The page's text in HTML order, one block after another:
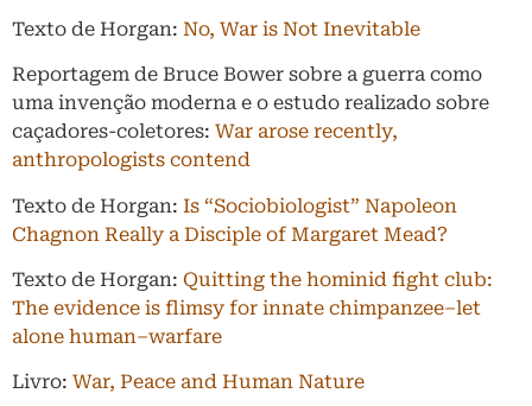
Texto de Horgan: No, War is Not Inevitable
Reportagem de Bruce Bower sobre a guerra como
uma invenção moderna e o estudo realizado sobre
caçadores-coletores: War arose recently,
anthropologists contend
Texto de Horgan: Is “Sociobiologist” Napoleon
Chagnon Really a Disciple of Margaret Mead?
Texto de Horgan: Quitting the hominid fight club:
The evidence is flimsy for innate chimpanzee–let
alone human–warfare
Livro: War, Peace and Human Nature